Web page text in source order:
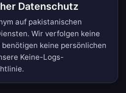
Datenschutz
auf pakistanischen
Wir verfolgen keine
keine persönlichen
Keine-Logs-
.